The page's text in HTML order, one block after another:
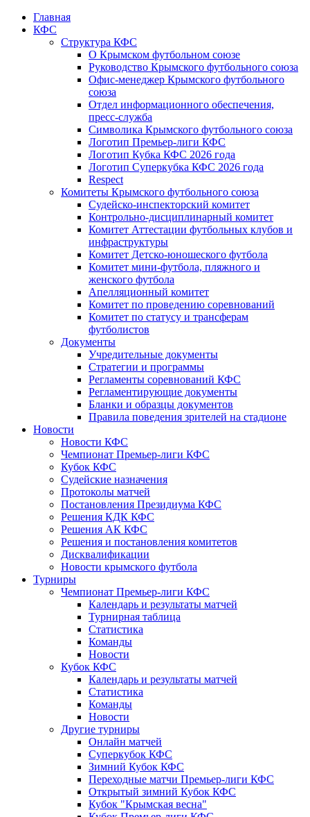
Главная
КФС
Структура КФС
О Крымском футбольном союзе
Руководство Крымского футбольного союза
Офис-менеджер Крымского футбольного
союза
Отдел информационного обеспечения,
пресс-служба
Символика Крымского футбольного союза
Логотип Премьер-лиги КФС
Логотип Кубка КФС 2026 года
Логотип Суперкубка КФС 2026 года
Respect
Комитеты Крымского футбольного союза
Судейско-инспекторский комитет
Контрольно-дисциплинарный комитет
Комитет Аттестации футбольных клубов и
инфраструктуры
Комитет Детско-юношеского футбола
Комитет мини-футбола, пляжного и
женского футбола
Апелляционный комитет
Комитет по проведению соревнований
Комитет по статусу и трансферам
футболистов
Документы
Учредительные документы
Стратегии и программы
Регламенты соревнований КФС
Регламентирующие документы
Бланки и образцы документов
Правила поведения зрителей на стадионе
Новости
Новости КФС
Чемпионат Премьер-лиги КФС
Кубок КФС
Судейские назначения
Протоколы матчей
Постановления Президиума КФС
Решения КДК КФС
Решения АК КФС
Решения и постановления комитетов
Дисквалификации
Новости крымского футбола
Турниры
Чемпионат Премьер-лиги КФС
Календарь и результаты матчей
Турнирная таблица
Статистика
Команды
Новости
Кубок КФС
Календарь и результаты матчей
Статистика
Команды
Новости
Другие турниры
Онлайн матчей
Суперкубок КФС
Зимний Кубок КФС
Переходные матчи Премьер-лиги КФС
Открытый зимний Кубок КФС
Кубок "Крымская весна"